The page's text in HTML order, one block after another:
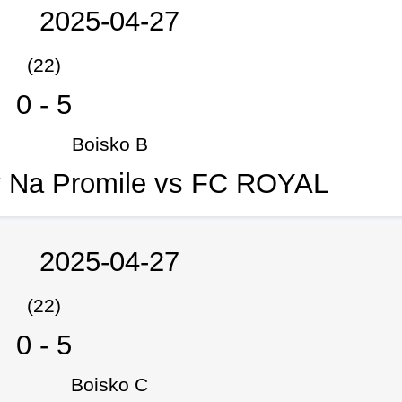
2025-04-27
(22)
0 - 5
Boisko B
Na Promile vs FC ROYAL
2025-04-27
(22)
0 - 5
Boisko C